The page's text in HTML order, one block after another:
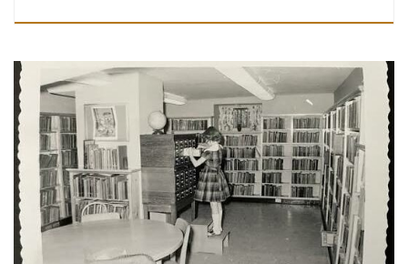
Ados-adultes | Bibliothèque de Watermael | 16H30 – 19H
Animé par Romain Est-ce qu’un jour, lire un livre, un texte,
une phrase… vous a transformé ? Aidé à comprendre,
traverser, […]